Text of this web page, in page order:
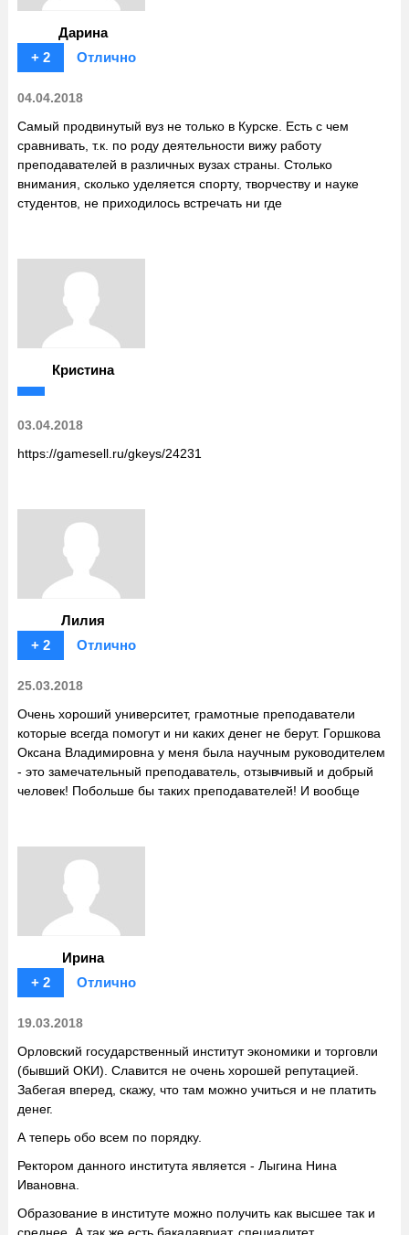
Дарина
+ 2
Отлично
04.04.2018
Самый продвинутый вуз не только в Курске. Есть с чем
сравнивать, т.к. по роду деятельности вижу работу
преподавателей в различных вузах страны. Столько
внимания, сколько уделяется спорту, творчеству и науке
студентов, не приходилось встречать ни где
Кристина
03.04.2018
https://gamesell.ru/gkeys/24231
Лилия
+ 2
Отлично
25.03.2018
Очень хороший университет, грамотные преподаватели
которые всегда помогут и ни каких денег не берут. Горшкова
Оксана Владимировна у меня была научным руководителем
- это замечательный преподаватель, отзывчивый и добрый
человек! Побольше бы таких преподавателей! И вообще
Ирина
+ 2
Отлично
19.03.2018
Орловский государственный институт экономики и торговли
(бывший ОКИ). Славится не очень хорошей репутацией.
Забегая вперед, скажу, что там можно учиться и не платить
денег.
А теперь обо всем по порядку.
Ректором данного института является - Лыгина Нина
Ивановна.
Образование в институте можно получить как высшее так и